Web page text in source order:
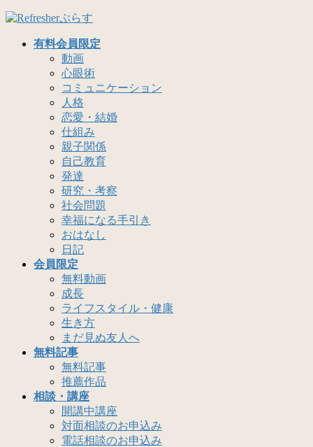
コ
ナ
有料会員限定
動画
心眼術
コミュニケーション
人格
恋愛・結婚
仕組み
親子関係
自己教育
発達
研究・考察
社会問題
幸福になる手引き
おはなし
日記
会員限定
無料動画
成長
ライフスタイル・健康
生き方
まだ見ぬ友人へ
無料記事
無料記事
推薦作品
相談・講座
開講中講座
対面相談のお申込み
電話相談のお申込み